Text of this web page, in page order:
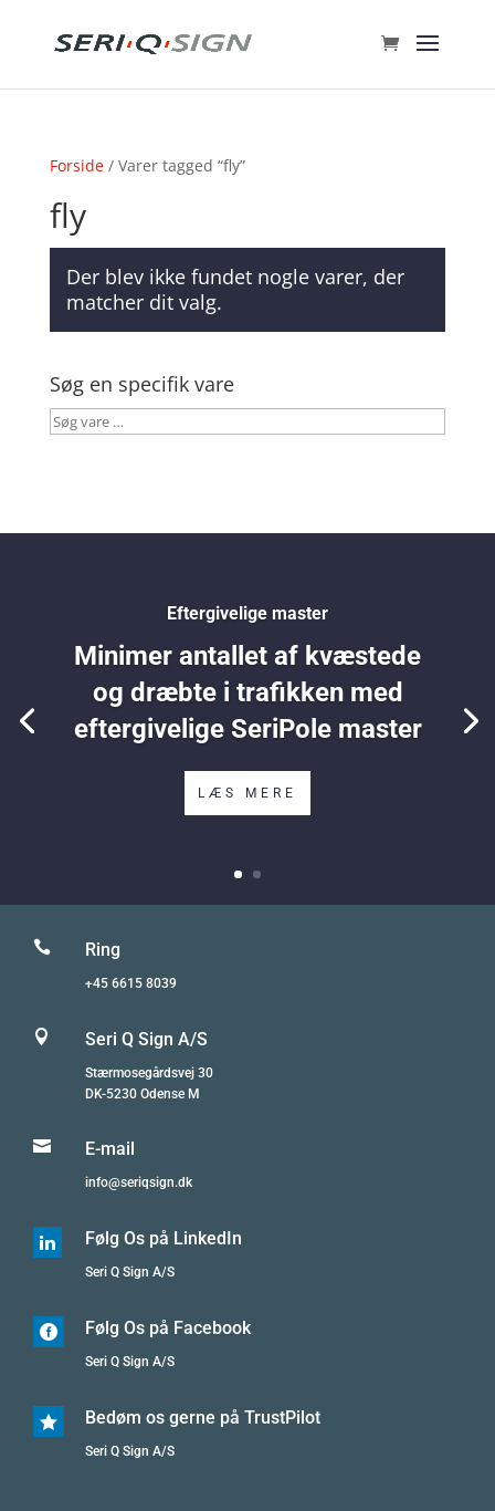
Forside/ Varer tagged “fly”
fly
Der blev ikke fundet nogle varer, der
matcher dit valg.
Søg en specifik vare
Søg
Eftergivelige master
Minimer antallet af kvæstede
og dræbte i trafikken med
eftergivelige SeriPole master
LÆS MERE
 Ring
+45 6615 8039
 Seri Q Sign A/S
Stærmosegårdsvej 30
DK-5230 Odense M
 E-mail
info@seriqsign.dk
 Følg Os på LinkedIn
Seri Q Sign A/S
 Følg Os på Facebook
Seri Q Sign A/S
 Bedøm os gerne på TrustPilot
Seri Q Sign A/S